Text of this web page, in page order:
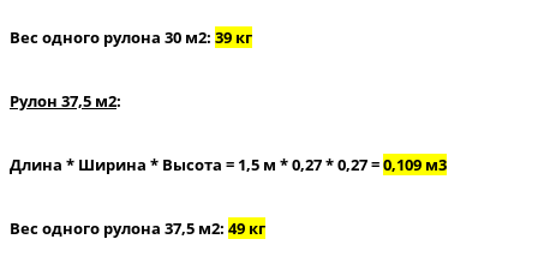
Вес одного рулона 30 м2: 39 кг
Рулон 37,5 м2:
Длина * Ширина * Высота = 1,5 м * 0,27 * 0,27 =0,109 м3
Вес одного рулона 37,5 м2: 49 кг